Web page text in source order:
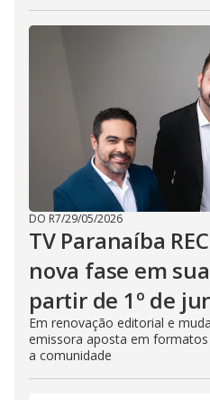
DO R7/29/05/2026
TV Paranaíba
nova fase em
partir de 1º de
Em renovação editorial e
emissora aposta em
a comunidade